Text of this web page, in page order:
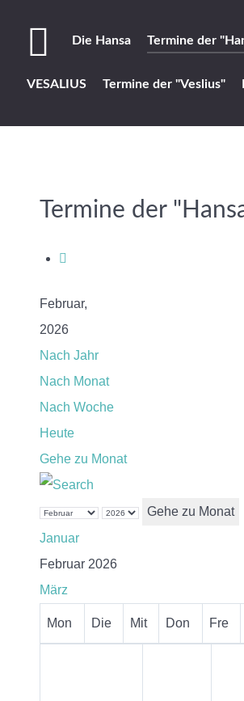
Die Hansa Termine der
VESALIUS Termine der "Veslius"
Termine der
Februar,
2026
Nach Jahr
Nach Monat
Nach Woche
Heute
Gehe zu Monat
Gehe zu Monat
Januar
Februar 2026
März
Mon Die Mit Don Fre